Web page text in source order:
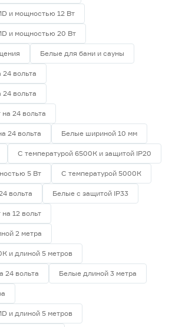
и мощностью 12 Вт
и мощностью 20 Вт
Белые для бани и сауны
вольта
вольта
24 вольта
24 вольта Белые шириной 10 мм
С температурой 6500К и защитой IP20
5 Вт С температурой 5000К
вольта Белые с защитой IP33
12 вольт
2 метра
и длиной 5 метров
24 вольта Белые длиной 3 метра
и длиной 5 метров